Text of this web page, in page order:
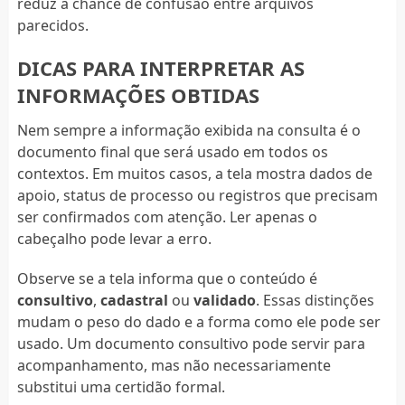
parecidos.
DICAS PARA INTERPRETAR AS
INFORMAÇÕES OBTIDAS
Nem sempre a informação exibida na consulta é o
documento final que será usado em todos os
contextos. Em muitos casos, a tela mostra dados de
apoio, status de processo ou registros que precisam
ser confirmados com atenção. Ler apenas o
cabeçalho pode levar a erro.
Observe se a tela informa que o conteúdo é
consultivo, cadastral ou validado. Essas distinções
mudam o peso do dado e a forma como ele pode ser
usado. Um documento consultivo pode servir para
acompanhamento, mas não necessariamente
substitui uma certidão formal.